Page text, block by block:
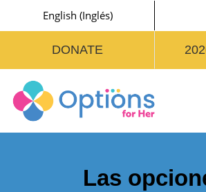
English (Inglés)
DONATE
Las